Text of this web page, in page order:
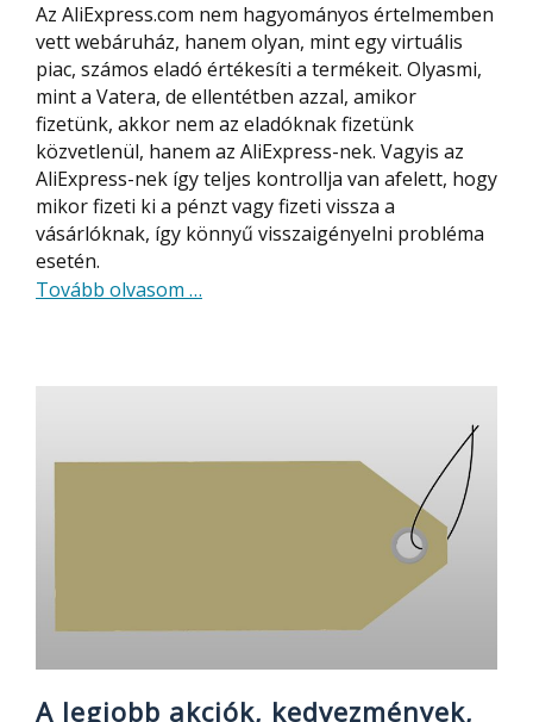
Az AliExpress.com nem hagyományos értelmemben
vett webáruház, hanem olyan, mint egy virtuális
piac, számos eladó értékesíti a termékeit. Olyasmi,
mint a Vatera, de ellentétben azzal, amikor
fizetünk, akkor nem az eladóknak fizetünk
közvetlenül, hanem az AliExpress-nek. Vagyis az
AliExpress-nek így teljes kontrollja van afelett, hogy
mikor fizeti ki a pénzt vagy fizeti vissza a
vásárlóknak, így könnyű visszaigényelni probléma
esetén.
Tovább olvasom about
…
A legjobb akciók, kedvezmények,